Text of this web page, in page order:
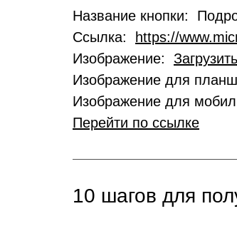
Название кнопки:
Ссылка:
https://
Изображение: Загрузить
Изображение для
Изображение для
Перейти по ссылке
10 шагов для